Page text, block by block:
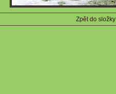
Zpět do složky